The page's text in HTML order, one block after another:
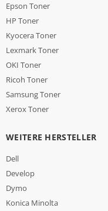
Epson Toner
HP Toner
Kyocera Toner
Lexmark Toner
OKI Toner
Ricoh Toner
Samsung Toner
Xerox Toner
WEITERE HERSTELLER
Dell
Develop
Dymo
Konica Minolta